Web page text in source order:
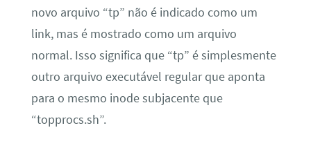
novo arquivo “tp” não é indicado como um
link, mas é mostrado como um arquivo
normal. Isso significa que “tp” é simplesmente
outro arquivo executável regular que aponta
para o mesmo inode subjacente que
“topprocs.sh”.